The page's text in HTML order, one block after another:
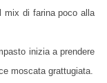
mix di farina poco alla
inizia a prendere
moscata grattugiata.